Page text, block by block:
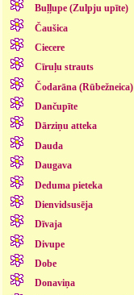
Buļļupe (Zulpju upīte)
Čaušica
Ciecere
Cīruļu strauts
Čodarāna (Rūbežneica)
Dančupīte
Dārziņu atteka
Dauda
Daugava
Deduma pieteka
Dienvidsusēja
Dīvaja
Divupe
Dobe
Donaviņa